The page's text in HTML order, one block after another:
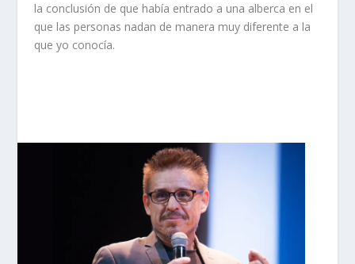
la conclusión de que había entrado a una alberca en el
que las personas nadan de manera muy diferente a la
que yo conocía.